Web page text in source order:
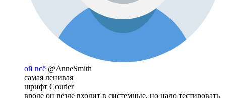
ой всё @AnneSmith
самая ленивая
шрифт Courier
вроде он везде входит в системные, но надо тестировать